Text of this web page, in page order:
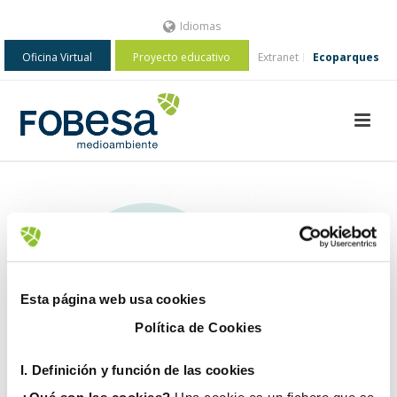
Esta página web usa cookies
Política de Cookies
I. Definición y función de las cookies
Idiomas
Oficina Virtual Proyecto educativo Extranet Ecoparques